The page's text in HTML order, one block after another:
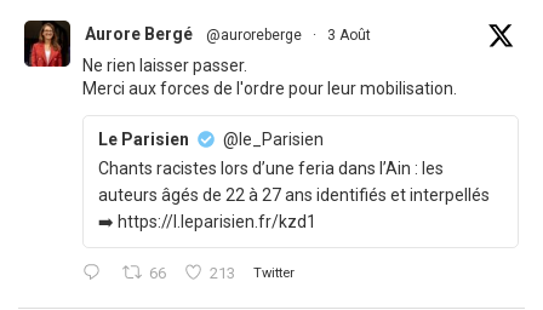
Aurore Bergé @auroreberge · 3 Août
Ne rien laisser passer.
Merci aux forces de l'ordre pour leur mobilisation.
Le Parisien
@le_Parisien
Chants racistes lors d’une feria dans l’Ain : les
auteurs âgés de 22 à 27 ans identifiés et interpellés
➡️ https://l.leparisien.fr/kzd1
66 213 Twitter